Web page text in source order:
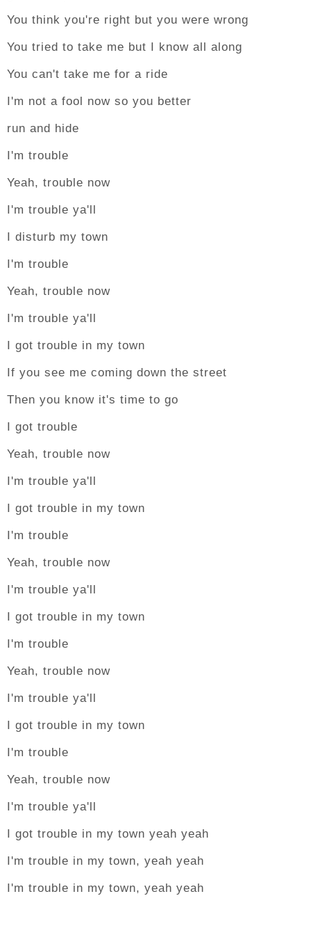
You think you're right but you were wrong
You tried to take me but I know all along
You can't take me for a ride
I'm not a fool now so you better
run and hide
I'm trouble
Yeah, trouble now
I'm trouble ya'll
I disturb my town
I'm trouble
Yeah, trouble now
I'm trouble ya'll
I got trouble in my town
If you see me coming down the street
Then you know it's time to go
I got trouble
Yeah, trouble now
I'm trouble ya'll
I got trouble in my town
I'm trouble
Yeah, trouble now
I'm trouble ya'll
I got trouble in my town
I'm trouble
Yeah, trouble now
I'm trouble ya'll
I got trouble in my town
I'm trouble
Yeah, trouble now
I'm trouble ya'll
I got trouble in my town yeah yeah
I'm trouble in my town, yeah yeah
I'm trouble in my town, yeah yeah